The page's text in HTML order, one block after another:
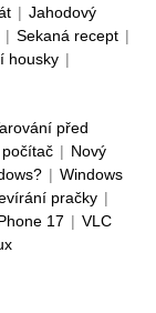
| Jahodový
| Sekaná recept |
housky |
před
| Nový
| Windows
pračky |
17 | VLC